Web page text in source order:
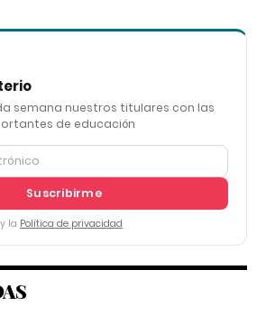
semana nuestros titulares con las
de educación
Suscribirme
y la Política de privacidad